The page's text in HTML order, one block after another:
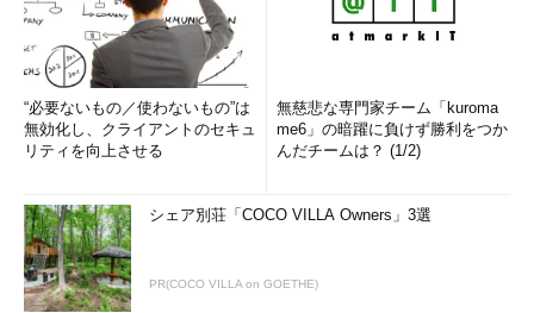
“必要ないもの／使わないもの”は
無効化し、クライアントのセキュ
リティを向上させる
無慈悲な専門家チーム「kuroma
me6」の暗躍に負けず勝利をつか
んだチームは？ (1/2)
シェア別荘「COCO VILLA Owners」3選
PR(COCO VILLA on GOETHE)